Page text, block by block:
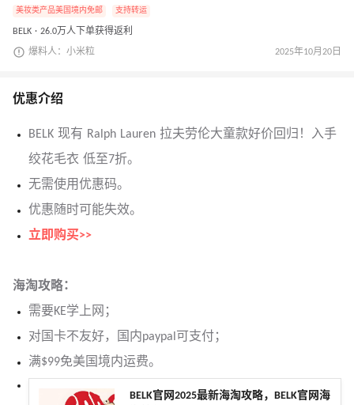
美妆类产品美国境内免邮 支持转运
BELK · 26.0万人下单获得返利
爆料人：小米粒 2025年10月20日
优惠介绍
BELK 现有 Ralph Lauren 拉夫劳伦大童款好价回归！入手
绞花毛衣 低至7折。
无需使用优惠码。
优惠随时可能失效。
立即购买>>
海淘攻略：
需要KE学上网；
对国卡不友好，国内paypal可支付；
满$99免美国境内运费。
BELK官网2025最新海淘攻略，BELK官网海